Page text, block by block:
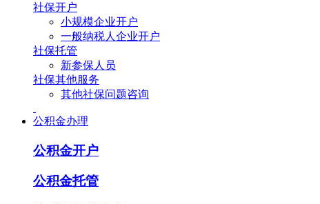
社保开户
小规模企业开户
一般纳税人企业开户
社保托管
新参保人员
社保其他服务
其他社保问题咨询
公积金办理
公积金开户
公积金托管